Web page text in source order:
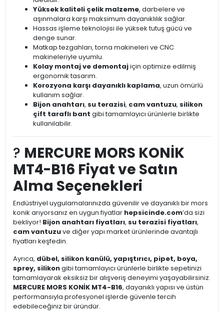
Yüksek kaliteli çelik malzeme, darbelere ve
aşınmalara karşı maksimum dayanıklılık sağlar.
Hassas işleme teknolojisi ile yüksek tutuş gücü ve
denge sunar.
Matkap tezgahları, torna makineleri ve CNC
makineleriyle uyumlu.
Kolay montaj ve demontajiçin optimize edilmiş
ergonomik tasarım.
Korozyona karşı dayanıklı kaplama, uzun ömürlü
kullanım sağlar.
Bijon anahtarı, su terazisi, cam vantuzu, silikon
çift taraflı bant gibi tamamlayıcı ürünlerle birlikte
kullanılabilir.
? MERCURE MORS KONİK
MT4-B16 Fiyat ve Satın
Alma Seçenekleri
Endüstriyel uygulamalarınızda güvenilir ve dayanıklı bir mors
konik arıyorsanız en uygun fiyatlar hepsicinde.com’da sizi
bekliyor! Bijon anahtarı fiyatları, su terazisi fiyatları,
cam vantuzuve diğer yapı market ürünlerinde avantajlı
fiyatları keşfedin.
Ayrıca, dübel, silikon kanülü, yapıştırıcı, pipet, boya,
sprey, silikongibi tamamlayıcı ürünlerle birlikte sepetinizi
tamamlayarak eksiksiz bir alışveriş deneyimi yaşayabilirsiniz.
MERCURE MORS KONİK MT4-B16, dayanıklı yapısı ve üstün
performansıyla profesyonel işlerde güvenle tercih
edebileceğiniz bir üründür.